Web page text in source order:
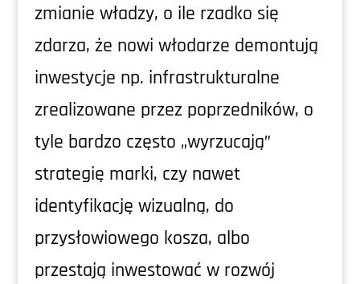
zmianie władzy, o ile rzadko się
zdarza, że nowi włodarze demontują
inwestycje np. infrastrukturalne
zrealizowane przez poprzedników, o
tyle bardzo często „wyrzucają”
strategię marki, czy nawet
identyfikację wizualną, do
przysłowiowego kosza, albo
przestają inwestować w rozwój